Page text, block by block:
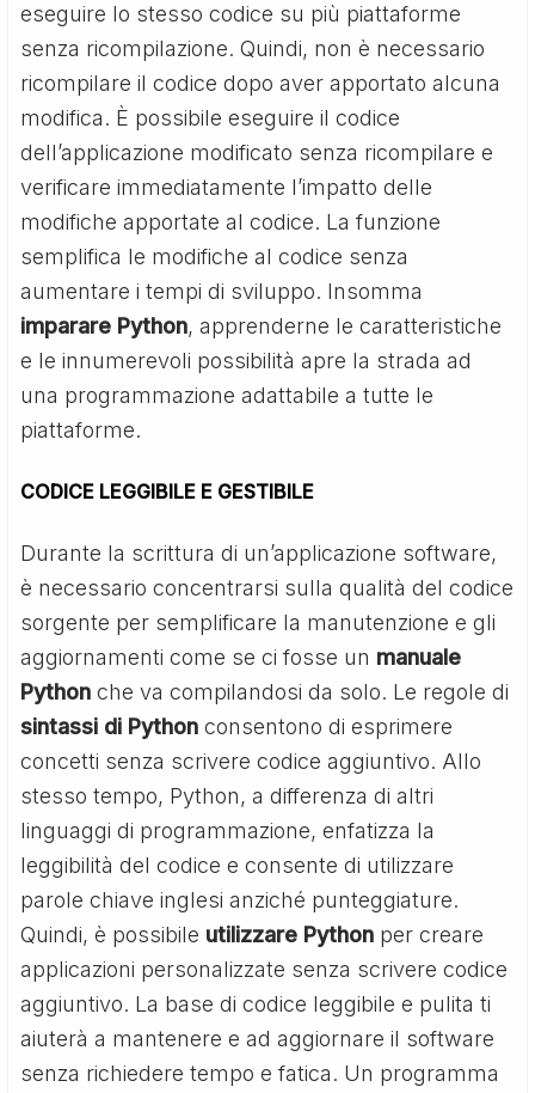
eseguire lo stesso codice su più piattaforme
senza ricompilazione. Quindi, non è necessario
ricompilare il codice dopo aver apportato alcuna
modifica. È possibile eseguire il codice
dell’applicazione modificato senza ricompilare e
verificare immediatamente l’impatto delle
modifiche apportate al codice. La funzione
semplifica le modifiche al codice senza
aumentare i tempi di sviluppo. Insomma
imparare Python, apprenderne le caratteristiche
e le innumerevoli possibilità apre la strada ad
una programmazione adattabile a tutte le
piattaforme.
CODICE LEGGIBILE E GESTIBILE
Durante la scrittura di un’applicazione software,
è necessario concentrarsi sulla qualità del codice
sorgente per semplificare la manutenzione e gli
aggiornamenti come se ci fosse un manuale
Pythonche va compilandosi da solo. Le regole di
sintassi di Python consentono di esprimere
concetti senza scrivere codice aggiuntivo. Allo
stesso tempo, Python, a differenza di altri
linguaggi di programmazione, enfatizza la
leggibilità del codice e consente di utilizzare
parole chiave inglesi anziché punteggiature.
Quindi, è possibile utilizzare Python per creare
applicazioni personalizzate senza scrivere codice
aggiuntivo. La base di codice leggibile e pulita ti
aiuterà a mantenere e ad aggiornare il software
senza richiedere tempo e fatica. Un programma